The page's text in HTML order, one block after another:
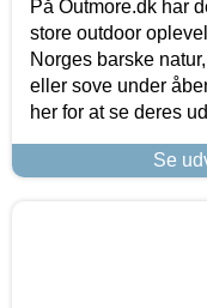
På Outmore.dk har
store outdoor
Norges barske
eller sove under
her for at se deres
Se